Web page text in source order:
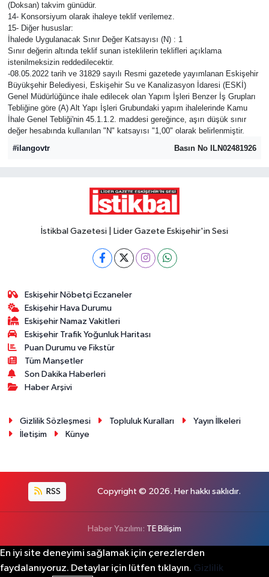
(Doksan) takvim günüdür.
14- Konsorsiyum olarak ihaleye teklif verilemez.
15- Diğer hususlar:
İhalede Uygulanacak Sınır Değer Katsayısı (N) : 1
Sınır değerin altında teklif sunan isteklilerin teklifleri açıklama
istenilmeksizin reddedilecektir.
-08.05.2022 tarih ve 31829 sayılı Resmi gazetede yayımlanan Eskişehir
Büyükşehir Belediyesi, Eskişehir Su ve Kanalizasyon İdaresi (ESKİ)
Genel Müdürlüğünce ihale edilecek olan Yapım İşleri Benzer İş Grupları
Tebliğine göre (A) Alt Yapı İşleri Grubundaki yapım ihalelerinde Kamu
İhale Genel Tebliği'nin 45.1.1.2. maddesi gereğince, aşırı düşük sınır
değer hesabında kullanılan "N" katsayısı "1,00" olarak belirlenmiştir.
#ilangovtr
Basın No ILN02481926
İstikbal Gazetesi | Lider Gazete Eskişehir'in Sesi
Eskişehir Nöbetçi Eczaneler
Eskişehir Hava Durumu
Eskişehir Namaz Vakitleri
Eskişehir Trafik Yoğunluk Haritası
Puan Durumu ve Fikstür
Tüm Manşetler
Son Dakika Haberleri
Haber Arşivi
Gizlilik Sözleşmesi Topluluk Kuralları
Yayın İlkeleri
İletişim
Künye
RSS Copyright © 2026. Her hakkı saklıdır.
Haber Yazılımı: TE Bilişim
En iyi site deneyimi sağlamak için çerezlerden
faydalanıyoruz. Detaylar için lütfen tıklayın. Gizlilik